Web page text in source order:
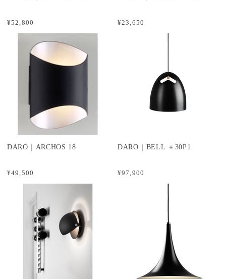
¥52,800 ¥23,650
¥49,500
DARO｜ARCHOS 18
¥97,900
DARO｜BELL ＋30P1